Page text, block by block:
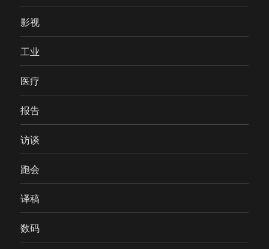
影视
工业
医疗
报告
访谈
跑会
译稿
数码